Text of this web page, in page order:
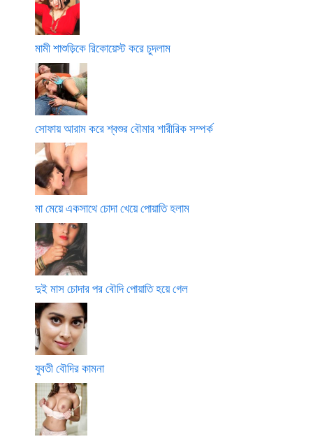
মামী শাশুড়িকে রিকোয়েস্ট করে চুদলাম
সোফায় আরাম করে শ্বশুর বৌমার শারীরিক সম্পর্ক
মা মেয়ে একসাথে চোদা খেয়ে পোয়াতি হলাম
দুই মাস চোদার পর বৌদি পোয়াতি হয়ে গেল
যুবতী বৌদির কামনা